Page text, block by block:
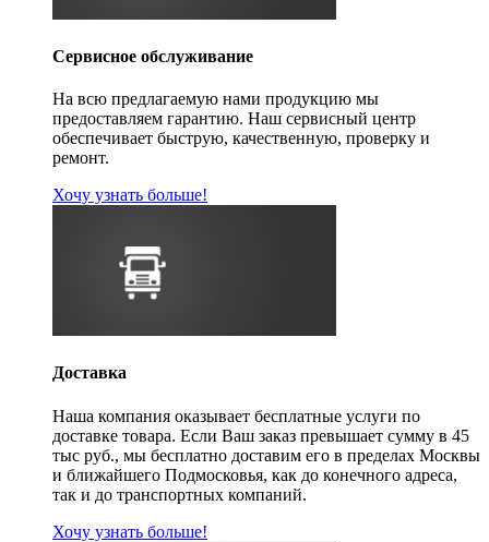
Сервисное обслуживание
На всю предлагаемую нами продукцию мы
предоставляем гарантию. Наш сервисный центр
обеспечивает быструю, качественную, проверку и
ремонт.
Хочу узнать больше!
Доставка
Наша компания оказывает бесплатные услуги по
доставке товара. Если Ваш заказ превышает сумму в 45
тыс руб., мы бесплатно доставим его в пределах Москвы
и ближайшего Подмосковья, как до конечного адреса,
так и до транспортных компаний.
Хочу узнать больше!